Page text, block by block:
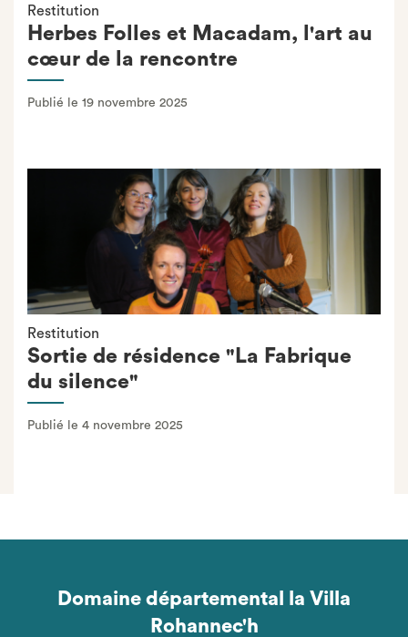
Restitution
Herbes Folles et Macadam, l'art au
cœur de la rencontre
Publié le 19 novembre 2025
Restitution
Sortie de résidence "La Fabrique
du silence"
Publié le 4 novembre 2025
Domaine départemental la Villa
Rohannec'h